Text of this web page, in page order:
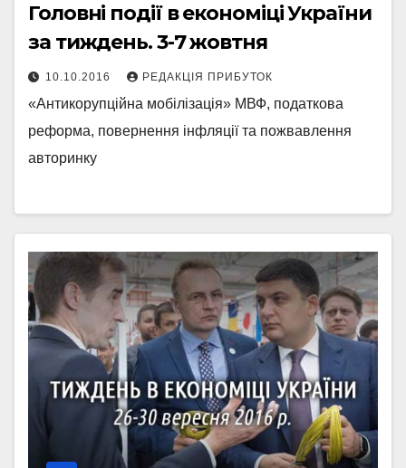
Головні події в економіці України
за тиждень. 3-7 жовтня
10.10.2016 РЕДАКЦІЯ ПРИБУТОК
«Антикорупційна мобілізація» МВФ, податкова
реформа, повернення інфляції та пожвавлення
авторинку